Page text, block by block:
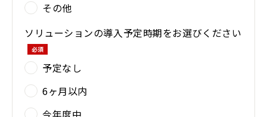
その他
ソリューションの導入予定時期をお選びください
予定なし
6ヶ月以内
今年度中